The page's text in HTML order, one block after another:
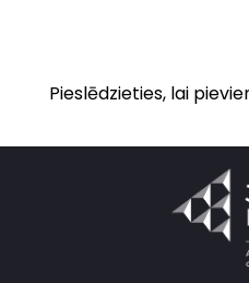
Pieslēdzieties, lai